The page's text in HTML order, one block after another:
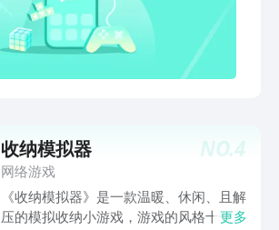
NO.4
收纳模拟器
网络游戏
《收纳模拟器》是一款温暖、休闲、且解
压的模拟收纳小游戏，游戏的风格十分的
更多